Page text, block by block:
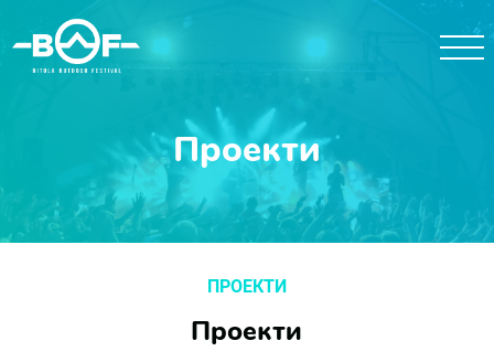
Проекти
ПРОЕКТИ
Проекти